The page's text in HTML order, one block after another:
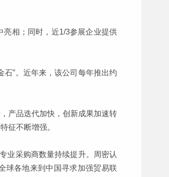
相；同时，近1/3参展企业提供
”。近年来，该公司每年推出约
产品迭代加快，创新成果加速转
征不断增强。
业采购商数量持续提升。周密认
球各地来到中国寻求加强贸易联